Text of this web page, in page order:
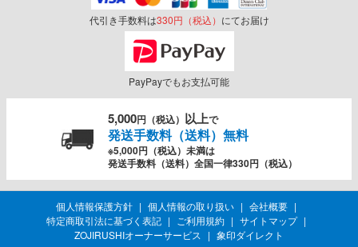
代引き手数料は330円（税込） にてお届け
PayPayでもお支払可能
5,000円（税込） 以上で
発送手数料（送料）無料
※5,000円（税込）未満は
発送手数料（送料）全国一律330円（税込）
個人情報保護方針 個人情報の取り扱い
会社概要
特定商取引法に基づく表記
ご利用規約
サイトマップ
ZOJIRUSHIオーナーサービス
象印ダイレクト